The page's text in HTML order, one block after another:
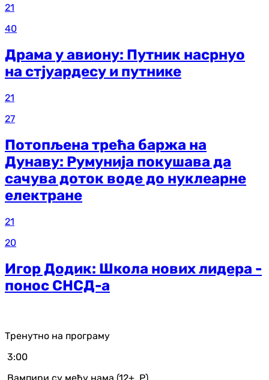
21
40
Драма у авиону: Путник насрнуо
на стјуардесу и путнике
21
27
Потопљена трећа баржа на
Дунаву: Румунија покушава да
сачува доток воде до нуклеарне
електране
21
20
Игор Додик: Школа нових лидера -
понос СНСД-а
Тренутно на програму
3:00